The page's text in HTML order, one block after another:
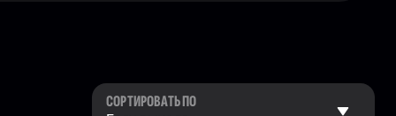
СОРТИРОВАТЬ ПО